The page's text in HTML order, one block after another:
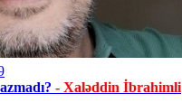
- Xaləddin İbrahimli